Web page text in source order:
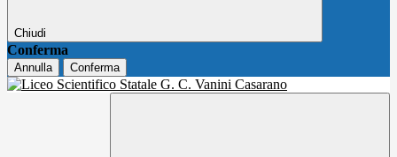
Chiudi
Conferma
Annulla Conferma